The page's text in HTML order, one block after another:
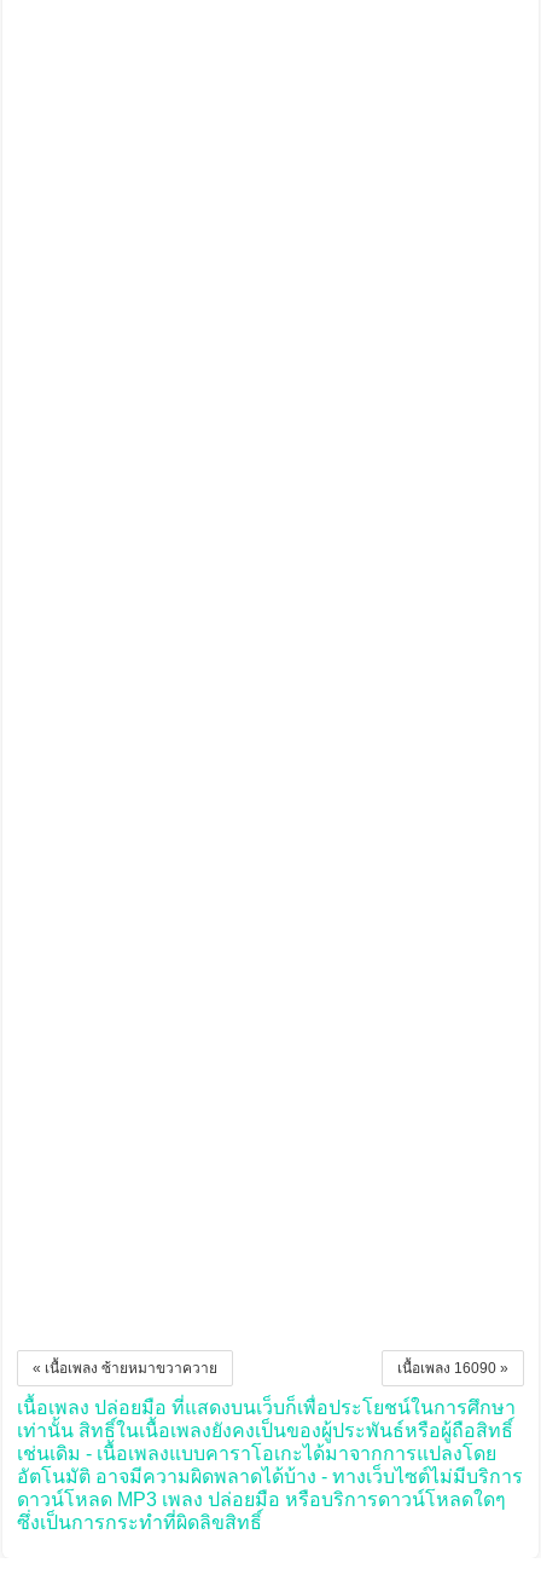
เนื้อเพลง 16090 »
« เนื้อเพลง ซ้ายหมาขวาควาย
เนื้อเพลง ปล่อยมือ ที่แสดงบนเว็บก็เพื่อประโยชน์ในการศึกษา
เท่านั้น สิทธิ์ในเนื้อเพลงยังคงเป็นของผู้ประพันธ์หรือผู้ถือสิทธิ์
เช่นเดิม - เนื้อเพลงแบบคาราโอเกะได้มาจากการแปลงโดย
อัตโนมัติ อาจมีความผิดพลาดได้บ้าง - ทางเว็บไซต์ไม่มีบริการ
ดาวน์โหลด MP3 เพลง ปล่อยมือ หรือบริการดาวน์โหลดใดๆ
ซึ่งเป็นการกระทำที่ผิดลิขสิทธิ์